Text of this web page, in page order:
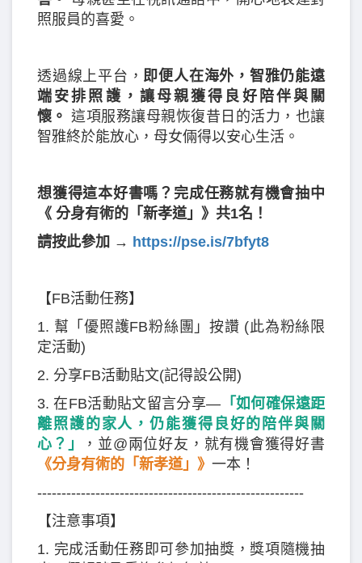
照服員的喜愛。
透過線上平台， 即便人在海外，智雅仍能遠
端安排照護，讓母親獲得良好陪伴與關
懷。 這項服務讓母親恢復昔日的活力，也讓
智雅終於能放心，母女倆得以安心生活。
想獲得這本好書嗎？完成任務就有機會抽中
《 分身有術的「新孝道」》共1名！
請按此參加 → https://pse.is/7bfyt8
【FB活動任務】
1. 幫「優照護FB粉絲團」按讚 (此為粉絲限
定活動)
2. 分享FB活動貼文(記得設公開)
3. 在FB活動貼文留言分享— 「如何確保遠距
離照護的家人，仍能獲得良好的陪伴與關
心？」
，並@兩位好友，就有機會獲得好書
《分身有術的「新孝道」》 一本！
-------------------------------------------------------
【注意事項】
1. 完成活動任務即可參加抽獎，獎項隨機抽